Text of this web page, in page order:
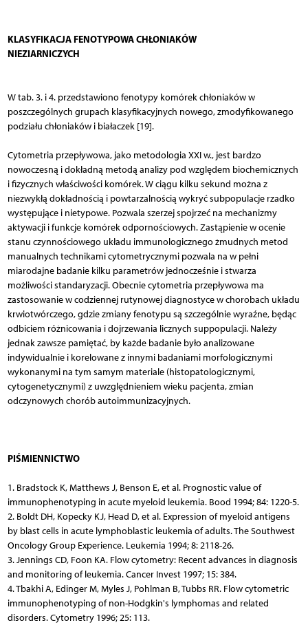
KLASYFIKACJA FENOTYPOWA CHŁONIAKÓW
NIEZIARNICZYCH
W tab. 3. i 4. przedstawiono fenotypy komórek chłoniaków w
poszczególnych grupach klasyfikacyjnych nowego, zmodyfikowanego
podziału chłoniaków i białaczek [19].
Cytometria przepływowa, jako metodologia XXI w., jest bardzo
nowoczesną i dokładną metodą analizy pod względem biochemicznych
i fizycznych właściwości komórek. W ciągu kilku sekund można z
niezwykłą dokładnością i powtarzalnością wykryć subpopulacje rzadko
występujące i nietypowe. Pozwala szerzej spojrzeć na mechanizmy
aktywacji i funkcje komórek odpornościowych. Zastąpienie w ocenie
stanu czynnościowego układu immunologicznego żmudnych metod
manualnych technikami cytometrycznymi pozwala na w pełni
miarodajne badanie kilku parametrów jednocześnie i stwarza
możliwości standaryzacji. Obecnie cytometria przepływowa ma
zastosowanie w codziennej rutynowej diagnostyce w chorobach układu
krwiotwórczego, gdzie zmiany fenotypu są szczególnie wyraźne, będąc
odbiciem różnicowania i dojrzewania licznych suppopulacji. Należy
jednak zawsze pamiętać, by każde badanie było analizowane
indywidualnie i korelowane z innymi badaniami morfologicznymi
wykonanymi na tym samym materiale (histopatologicznymi,
cytogenetycznymi) z uwzględnieniem wieku pacjenta, zmian
odczynowych chorób autoimmunizacyjnych.
PIŚMIENNICTWO
1. Bradstock K, Matthews J, Benson E, et al. Prognostic value of
immunophenotyping in acute myeloid leukemia. Bood 1994; 84: 1220-5.
2. Boldt DH, Kopecky KJ, Head D, et al. Expression of myeloid antigens
by blast cells in acute lymphoblastic leukemia of adults. The Southwest
Oncology Group Experience. Leukemia 1994; 8: 2118-26.
3. Jennings CD, Foon KA. Flow cytometry: Recent advances in diagnosis
and monitoring of leukemia. Cancer Invest 1997; 15: 384.
4. Tbakhi A, Edinger M, Myles J, Pohlman B, Tubbs RR. Flow cytometric
immunophenotyping of non-Hodgkin's lymphomas and related
disorders. Cytometry 1996; 25: 113.